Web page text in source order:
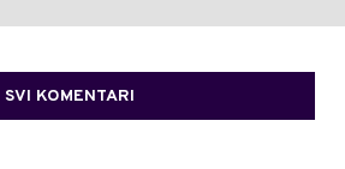
SVI KOMENTARI